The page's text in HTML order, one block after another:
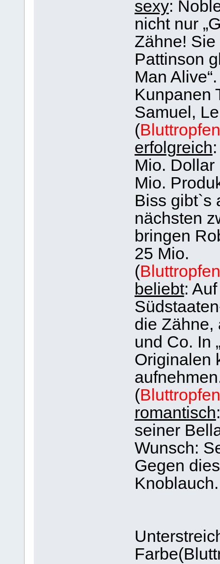
sexy:
nicht nur
Zähne!
Pattinson
Man
Kunpanen
Samuel,
(Bluttropfen
erfolgreich
Mio.
Mio.
Biss gibt`s
nächsten
bringen
25 Mio.
(Bluttropfen
beliebt:
die Zähne,
und Co. In
Originalen
(Bluttropfen
romantisch
seiner
Wunsch:
Gegen
Knoblauch.